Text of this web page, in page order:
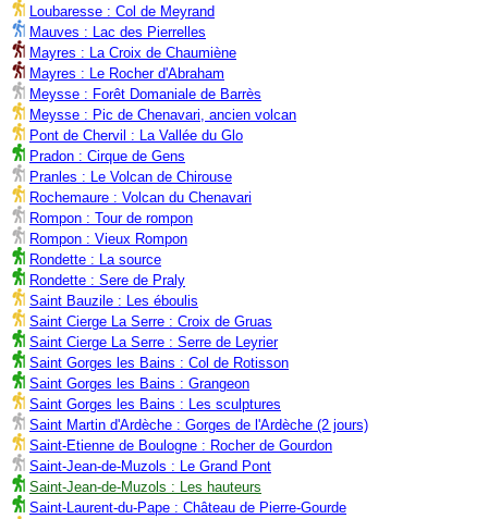
Loubaresse : Col de Meyrand
Mauves : Lac des Pierrelles
Mayres : La Croix de Chaumiène
Mayres : Le Rocher d'Abraham
Meysse : Forêt Domaniale de Barrès
Meysse : Pic de Chenavari, ancien volcan
Pont de Chervil : La Vallée du Glo
Pradon : Cirque de Gens
Pranles : Le Volcan de Chirouse
Rochemaure : Volcan du Chenavari
Rompon : Tour de rompon
Rompon : Vieux Rompon
Rondette : La source
Rondette : Sere de Praly
Saint Bauzile : Les éboulis
Saint Cierge La Serre : Croix de Gruas
Saint Cierge La Serre : Serre de Leyrier
Saint Gorges les Bains : Col de Rotisson
Saint Gorges les Bains : Grangeon
Saint Gorges les Bains : Les sculptures
Saint Martin d'Ardèche : Gorges de l'Ardèche (2 jours)
Saint-Etienne de Boulogne : Rocher de Gourdon
Saint-Jean-de-Muzols : Le Grand Pont
Saint-Jean-de-Muzols : Les hauteurs
Saint-Laurent-du-Pape : Château de Pierre-Gourde